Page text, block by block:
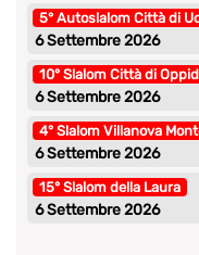
5° Autoslalom Città di
6 Settembre 2026
10° Slalom Città di
6 Settembre 2026
4° Slalom Villanova
6 Settembre 2026
15° Slalom della Laura
6 Settembre 2026